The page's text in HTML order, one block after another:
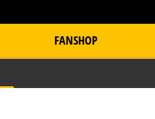
FANSHOP